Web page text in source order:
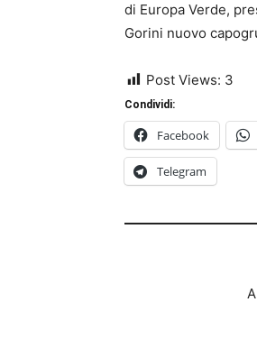
di Europa Verde,
Gorini nuovo
Post Views: 3
Condividi:
Facebook
Telegram